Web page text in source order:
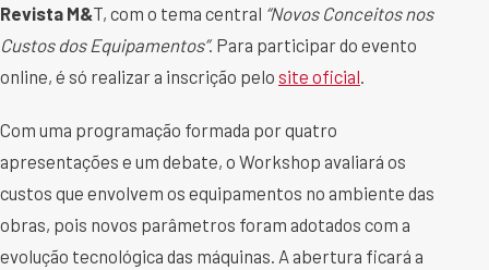
Revista M&T, com o tema central “Novos Conceitos nos
Custos dos Equipamentos”. Para participar do evento
online, é só realizar a inscrição pelo site oficial
Com uma programação formada por quatro
apresentações e um debate, o Workshop avaliará os
custos que envolvem os equipamentos no ambiente das
obras, pois novos parâmetros foram adotados com a
evolução tecnológica das máquinas. A abertura ficará a